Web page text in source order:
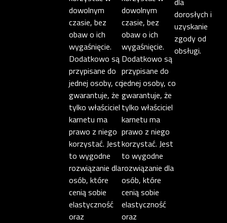
dowolnym
czasie, bez
obaw o ich
wygaśnięcie.
Dodatkowo są
przypisane do
jednej osoby, co
gwarantuje, że
tylko właściciel
karnetu ma
prawo z niego
korzystać. Jest
to wygodne
rozwiązanie dla
osób, które
cenią sobie
elastyczność
oraz
dowolnym
czasie, bez
obaw o ich
wygaśnięcie.
Dodatkowo są
przypisane do
jednej osoby, co
gwarantuje, że
tylko właściciel
karnetu ma
prawo z niego
korzystać. Jest
to wygodne
rozwiązanie dla
osób, które
cenią sobie
elastyczność
oraz
dorosłych i
uzyskanie
zgody od
obsługi.